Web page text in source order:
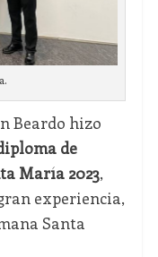
Beardo hizo
de
María 2023,
experiencia,
Santa